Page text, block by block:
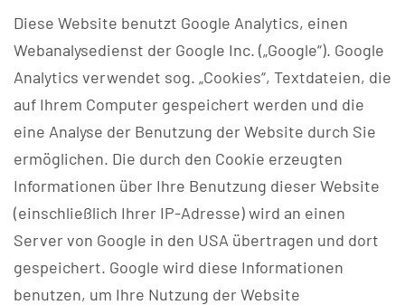
Diese Website benutzt Google Analytics, einen
Webanalysedienst der Google Inc. („Google“). Google
Analytics verwendet sog. „Cookies“, Textdateien, die
auf Ihrem Computer gespeichert werden und die
eine Analyse der Benutzung der Website durch Sie
ermöglichen. Die durch den Cookie erzeugten
Informationen über Ihre Benutzung dieser Website
(einschließlich Ihrer IP-Adresse) wird an einen
Server von Google in den USA übertragen und dort
gespeichert. Google wird diese Informationen
benutzen, um Ihre Nutzung der Website